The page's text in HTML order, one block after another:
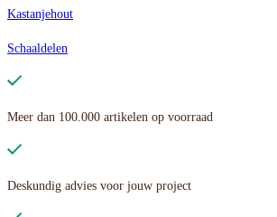
Kastanjehout
Schaaldelen
Meer dan 100.000 artikelen op voorraad
Deskundig advies voor jouw project